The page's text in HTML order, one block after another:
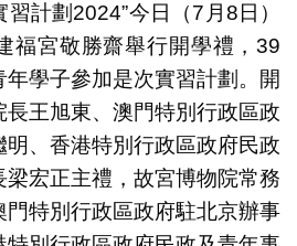
習計劃2024”今日（7月8日）
福宮敬勝齋舉行開學禮，39
學子參加是次實習計劃。開
王旭東、澳門特別行政區政
、香港特別行政區政府民政
宏正主禮，故宮博物院常務
特別行政區政府駐北京辦事